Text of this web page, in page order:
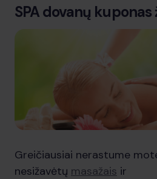
SPA dovanų kuponas
Greičiausiai nerastume
nesižavėtų masažais ir